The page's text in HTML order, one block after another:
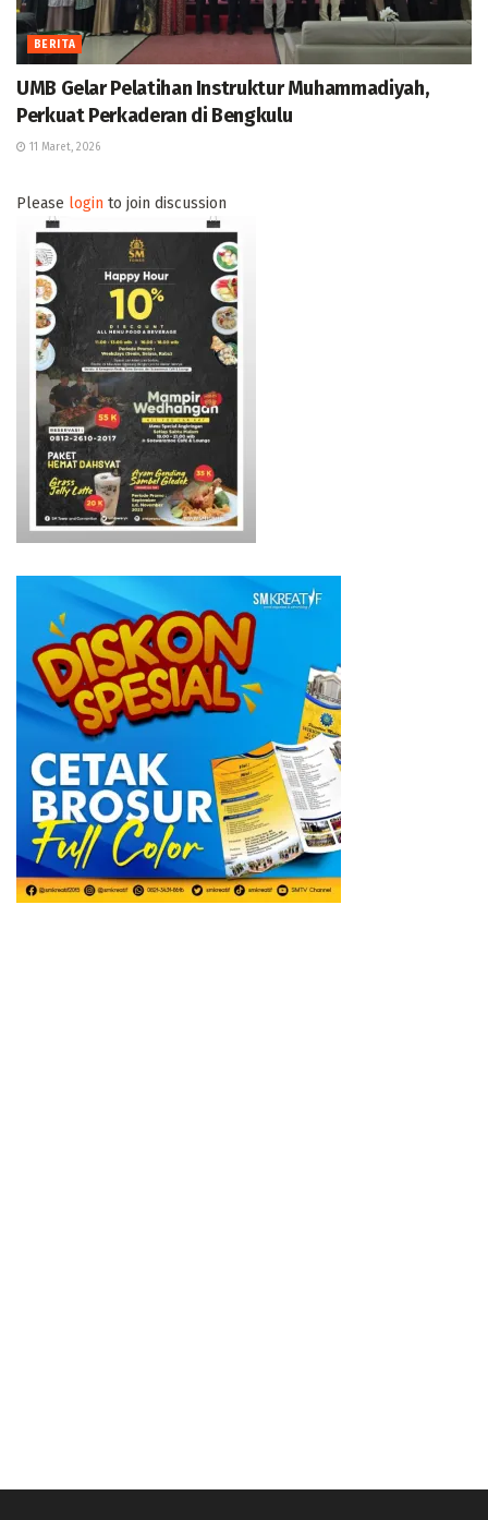
BERITA
UMB Gelar Pelatihan Instruktur Muhammadiyah,
Perkuat Perkaderan di Bengkulu
11 Maret, 2026
Please login to join discussion